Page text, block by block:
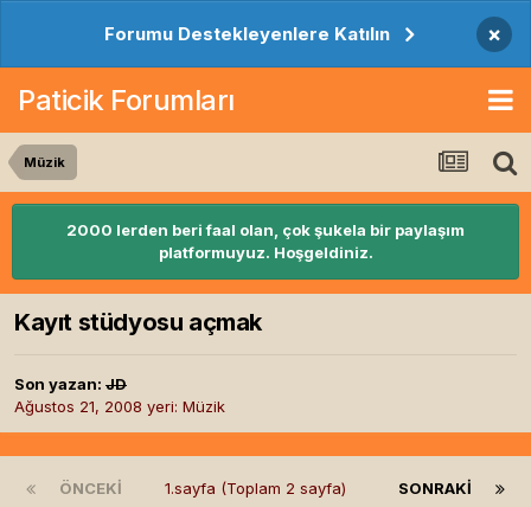
Forumu Destekleyenlere Katılın ×
Paticik Forumları
Müzik
2000 lerden beri faal olan, çok şukela bir paylaşım
platformuyuz. Hoşgeldiniz.
Kayıt stüdyosu açmak
Son yazan: JD
Ağustos 21, 2008 yeri: Müzik
ÖNCEKI SONRAKI
1.sayfa (Toplam 2 sayfa)